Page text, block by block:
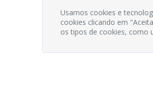
Usamos cookies e
cookies clicando em
os tipos de cookies, como